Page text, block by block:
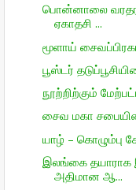
பொன்னாலை
ஏகாதசி ...
மூளாய்
பூஸ்டர்
நூற்றிற்கும்
சைவ மகா
யாழ் – கொழும்பு
இலங்கை தயாராக
அதிமான ஆ...